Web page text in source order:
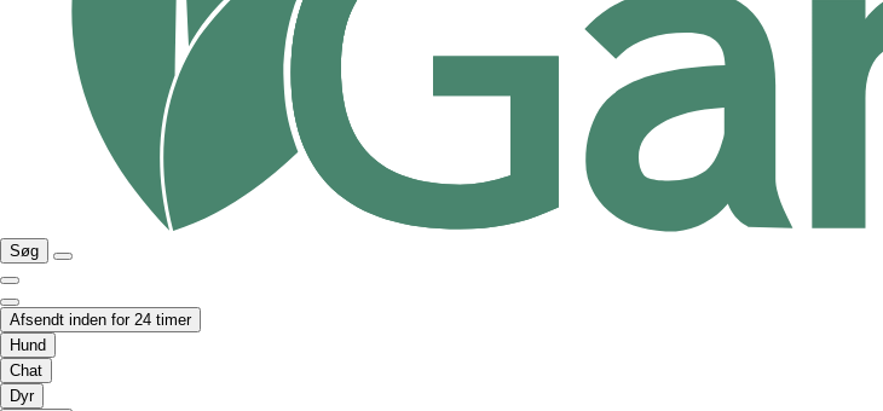
Søg
Afsendt inden for 24 timer
Hund
Chat
Dyr